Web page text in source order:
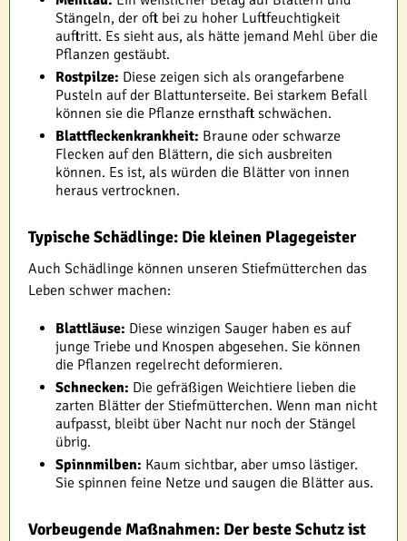
Stängeln, der oft bei zu hoher Luftfeuchtigkeit
auftritt. Es sieht aus, als hätte jemand Mehl über die
Pflanzen gestäubt.
Rostpilze: Diese zeigen sich als orangefarbene
Pusteln auf der Blattunterseite. Bei starkem Befall
können sie die Pflanze ernsthaft schwächen.
Blattfleckenkrankheit: Braune oder schwarze
Flecken auf den Blättern, die sich ausbreiten
können. Es ist, als würden die Blätter von innen
heraus vertrocknen.
Typische Schädlinge: Die kleinen Plagegeister
Auch Schädlinge können unseren Stiefmütterchen das
Leben schwer machen:
Blattläuse: Diese winzigen Sauger haben es auf
junge Triebe und Knospen abgesehen. Sie können
die Pflanzen regelrecht deformieren.
Schnecken: Die gefräßigen Weichtiere lieben die
zarten Blätter der Stiefmütterchen. Wenn man nicht
aufpasst, bleibt über Nacht nur noch der Stängel
übrig.
Spinnmilben: Kaum sichtbar, aber umso lästiger.
Sie spinnen feine Netze und saugen die Blätter aus.
Vorbeugende Maßnahmen: Der beste Schutz ist